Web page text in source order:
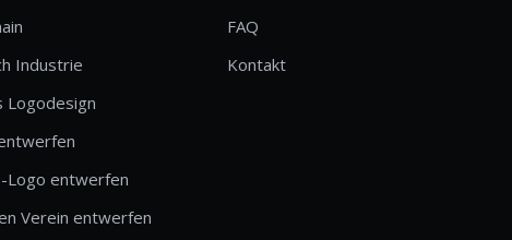
Industrie
Logodesign
Logo entwerfen
Verein entwerfen
FAQ
Kontakt